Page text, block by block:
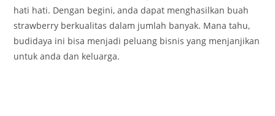
hati hati. Dengan begini, anda dapat menghasilkan buah
strawberry berkualitas dalam jumlah banyak. Mana tahu,
budidaya ini bisa menjadi peluang bisnis yang menjanjikan
untuk anda dan keluarga.